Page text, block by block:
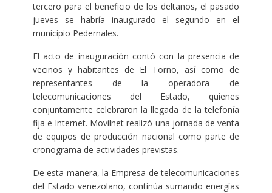
tercero para el beneficio de los deltanos, el pasado
jueves se habría inaugurado el segundo en el
municipio Pedernales.
El acto de inauguración contó con la presencia de
vecinos y habitantes de El Torno, así como de
representantes de la operadora de
telecomunicaciones del Estado, quienes
conjuntamente celebraron la llegada de la telefonía
fija e Internet. Movilnet realizó una jornada de venta
de equipos de producción nacional como parte de
cronograma de actividades previstas.
De esta manera, la Empresa de telecomunicaciones
del Estado venezolano, continúa sumando energías